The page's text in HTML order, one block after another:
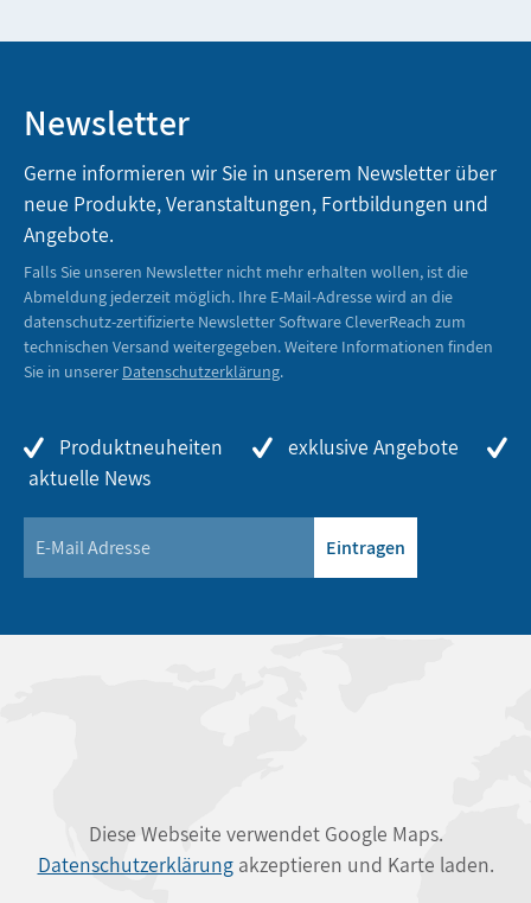
Newsletter
Gerne informieren wir Sie in unserem Newsletter über
neue Produkte, Veranstaltungen, Fortbildungen und
Angebote.
Falls Sie unseren Newsletter nicht mehr erhalten wollen, ist die
Abmeldung jederzeit möglich. Ihre E-Mail-Adresse wird an die
datenschutz-zertifizierte Newsletter Software CleverReach zum
technischen Versand weitergegeben. Weitere Informationen finden
Sie in unserer Datenschutzerklärung.
Produktneuheiten
exklusive Angebote
aktuelle News
Eintragen
Diese Webseite verwendet Google Maps.
Datenschutzerklärungakzeptieren und Karte laden.